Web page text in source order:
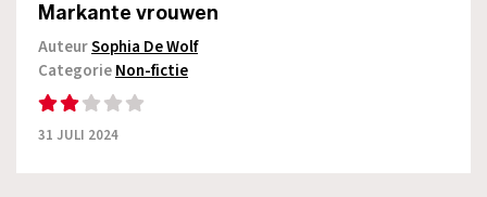
Markante vrouwen
AuteurSophia De Wolf
CategorieNon-fictie
31 JULI 2024